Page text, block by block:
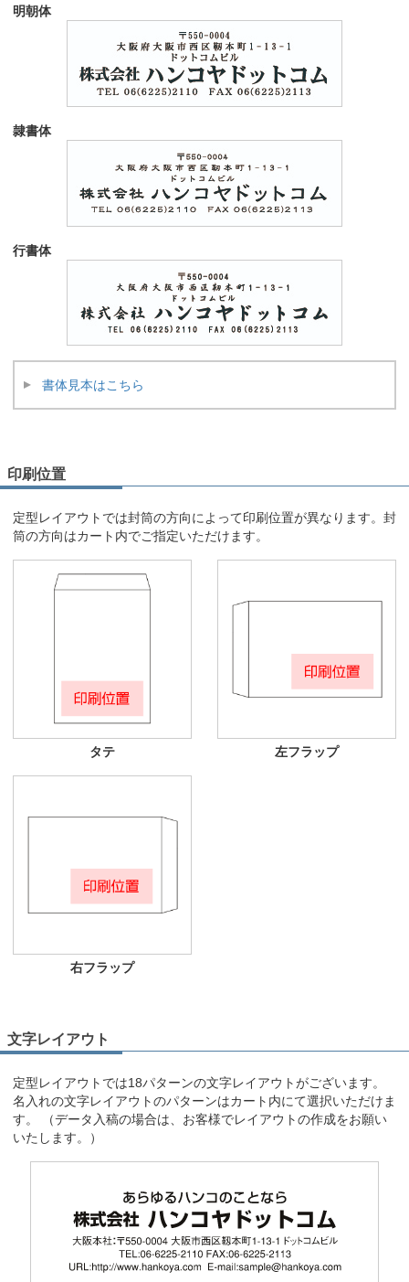
明朝体
隷書体
行書体
書体見本はこちら
印刷位置
定型レイアウトでは封筒の方向によって印刷位置が異なります。封
筒の方向はカート内でご指定いただけます。
タテ 左フラップ
右フラップ
文字レイアウト
定型レイアウトでは18パターンの文字レイアウトがございます。
名入れの文字レイアウトのパターンはカート内にて選択いただけま
す。 （データ入稿の場合は、お客様でレイアウトの作成をお願い
いたします。）